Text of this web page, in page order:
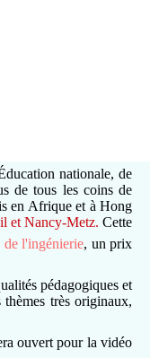
nationale, de
de tous les coins de
en Afrique et à Hong
et Nancy-Metz. Cette
de l'ingénierie, un prix
pédagogiques et
très originaux,
ouvert pour la vidéo